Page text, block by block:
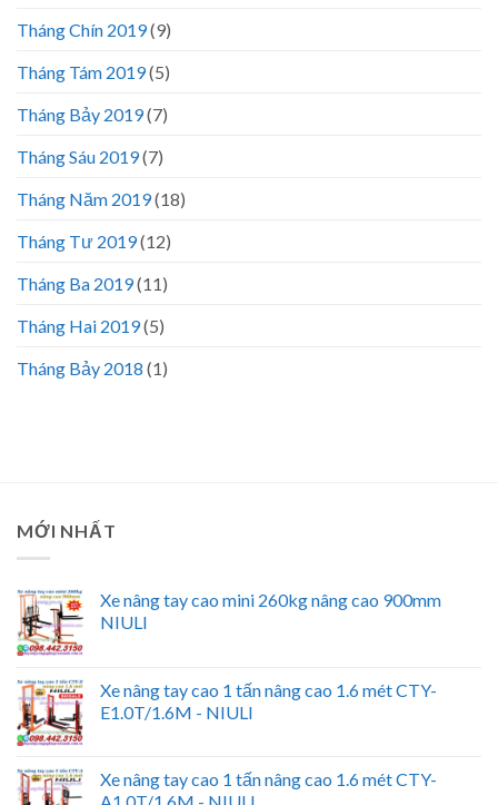
Tháng Chín 2019(9)
Tháng Tám 2019(5)
Tháng Bảy 2019(7)
Tháng Sáu 2019(7)
Tháng Năm 2019(18)
Tháng Tư 2019(12)
Tháng Ba 2019(11)
Tháng Hai 2019(5)
Tháng Bảy 2018 (1)
MỚI NHẤT
Xe nâng tay cao mini 260kg nâng cao 900mm
NIULI
Xe nâng tay cao 1 tấn nâng cao 1.6 mét CTY-
E1.0T/1.6M - NIULI
Xe nâng tay cao 1 tấn nâng cao 1.6 mét CTY-